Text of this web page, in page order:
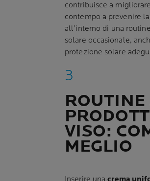
contribuisce a
contempo a prevenire
all’interno di una
solare occasionale,
protezione solare
ROUTINE
VISO:
MEGLIO